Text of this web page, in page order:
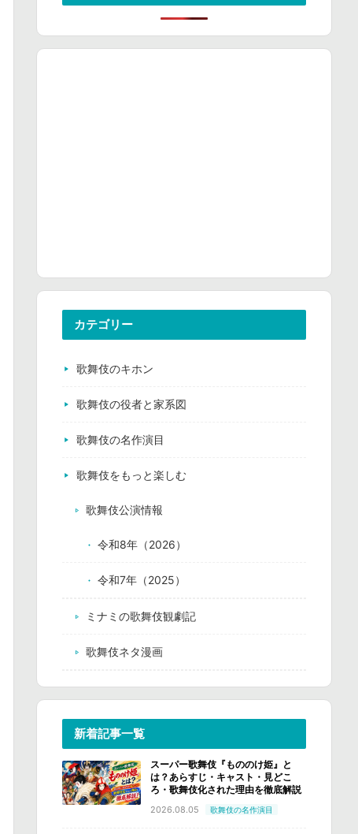
カテゴリー
歌舞伎のキホン
歌舞伎の役者と家系図
歌舞伎の名作演目
歌舞伎をもっと楽しむ
歌舞伎公演情報
令和8年（2026）
令和7年（2025）
ミナミの歌舞伎観劇記
歌舞伎ネタ漫画
新着記事一覧
スーパー歌舞伎『もののけ姫』と
は？あらすじ・キャスト・見どこ
ろ・歌舞伎化された理由を徹底解説
2026.08.05 歌舞伎の名作演目